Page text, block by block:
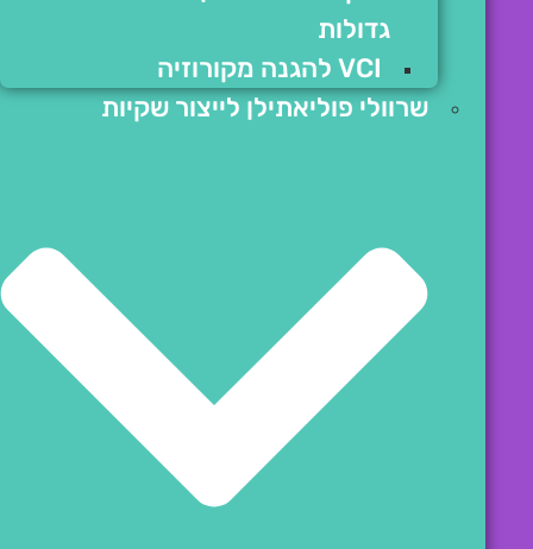
גדולות
VCI להגנה מקורוזיה
שרוולי פוליאתילן לייצור שקיות